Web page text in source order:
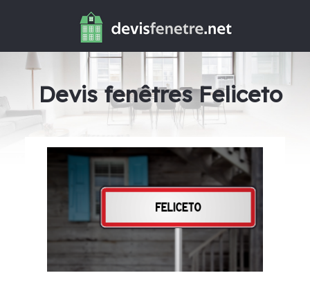
Devis fenêtres Feliceto